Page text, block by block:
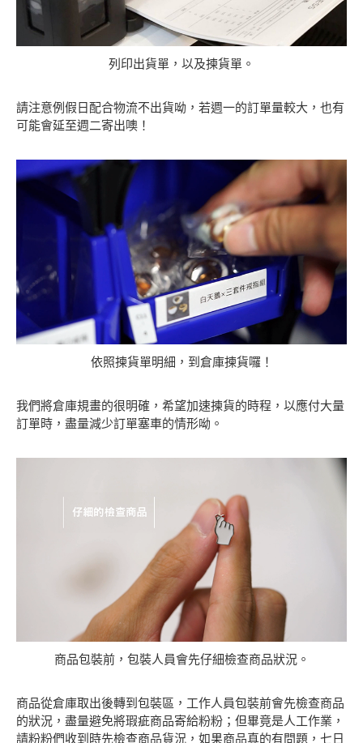
列印出貨單，以及揀貨單。
請注意例假日配合物流不出貨呦，若週一的訂單量較大，也有
可能會延至週二寄出噢！
依照揀貨單明細，到倉庫揀貨囉！
我們將倉庫規畫的很明確，希望加速揀貨的時程，以應付大量
訂單時，盡量減少訂單塞車的情形呦。
商品包裝前，包裝人員會先仔細檢查商品狀況。
商品從倉庫取出後轉到包裝區，工作人員包裝前會先檢查商品
的狀況，盡量避免將瑕疵商品寄給粉粉；但畢竟是人工作業，
請粉粉們收到時先檢查商品貨況，如果商品真的有問題，七日